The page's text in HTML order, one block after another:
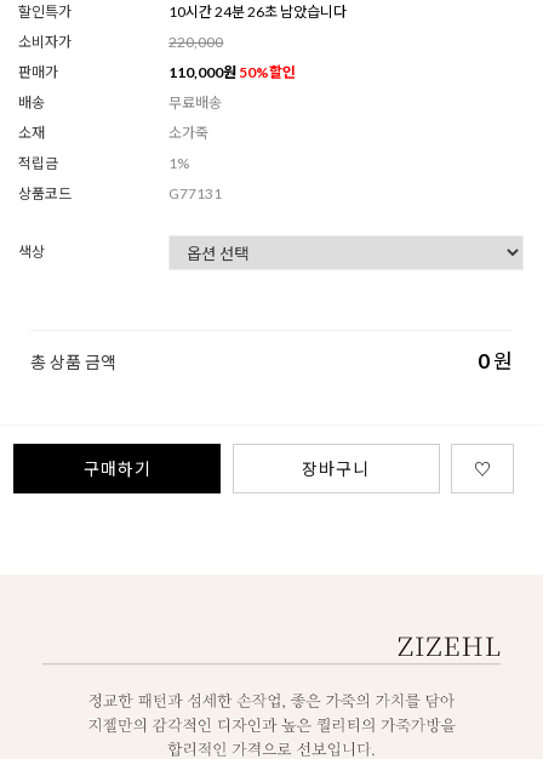
할인특가
10시간 24분 22초 남았습니다
소비자가
220,000
판매가
110,000원 50%할인
배송
무료배송
소재
소가죽
적립금
1%
상품코드
G77131
색상
총 상품 금액 0원
구매하기 장바구니 ♡